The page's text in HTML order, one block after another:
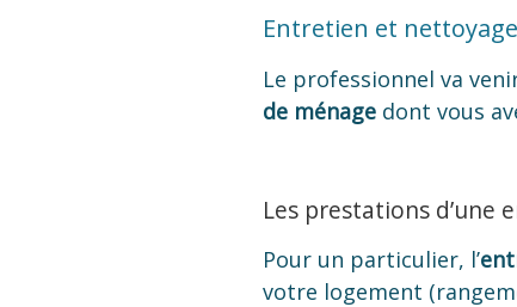
Entretien et
Le professionnel va
de ménage dont vous
Les prestations d’une
Pour un particulier, l’
votre logement